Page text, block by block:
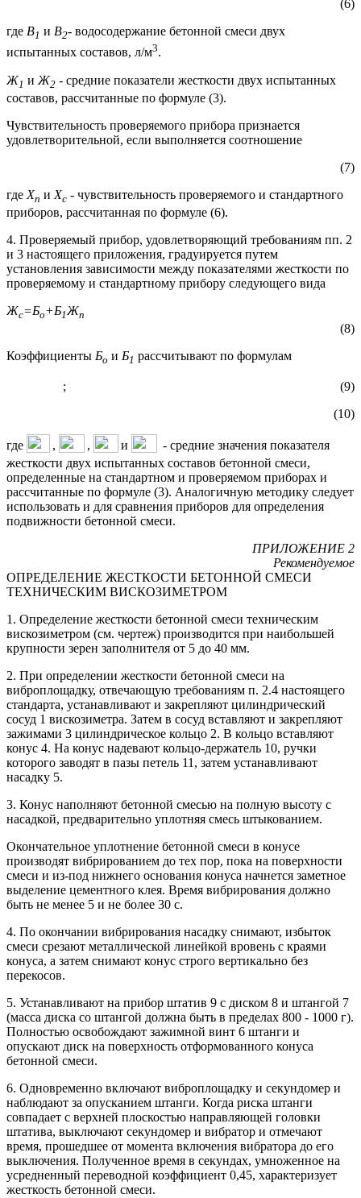
(6)
где В1 и В2- водосодержание бетонной смеси двух
испытанных составов, л/м3.
Ж1 и Ж2 - средние показатели жесткости двух испытанных
составов, рассчитанные по формуле (3).
Чувствительность проверяемого прибора признается
удовлетворительной, если выполняется соотношение
(7)
где Хп и Хс - чувствительность проверяемого и стандартного
приборов, рассчитанная по формуле (6).
4. Проверяемый прибор, удовлетворяющий требованиям пп. 2
и 3 настоящего приложения, градуируется путем
установления зависимости между показателями жесткости по
проверяемому и стандартному прибору следующего вида
Жс=Бо+Б1Жп
(8)
Коэффициенты Бо и Б1 рассчитывают по формулам
; (9)
(10)
где , , и
- средние значения показателя
жесткости двух испытанных составов бетонной смеси,
определенные на стандартном и проверяемом приборах и
рассчитанные по формуле (3). Аналогичную методику следует
использовать и для сравнения приборов для определения
подвижности бетонной смеси.
ПРИЛОЖЕНИЕ 2
Рекомендуемое
ОПРЕДЕЛЕНИЕ ЖЕСТКОСТИ БЕТОННОЙ СМЕСИ
ТЕХНИЧЕСКИМ ВИСКОЗИМЕТРОМ
1. Определение жесткости бетонной смеси техническим
вискозиметром (см. чертеж) производится при наибольшей
крупности зерен заполнителя от 5 до 40 мм.
2. При определении жесткости бетонной смеси на
виброплощадку, отвечающую требованиям п. 2.4 настоящего
стандарта, устанавливают и закрепляют цилиндрический
сосуд 1 вискозиметра. Затем в сосуд вставляют и закрепляют
зажимами 3 цилиндрическое кольцо 2. В кольцо вставляют
конус 4. На конус надевают кольцо-держатель 10, ручки
которого заводят в пазы петель 11, затем устанавливают
насадку 5.
3. Конус наполняют бетонной смесью на полную высоту с
насадкой, предварительно уплотняя смесь штыкованием.
Окончательное уплотнение бетонной смеси в конусе
производят вибрированием до тех пор, пока на поверхности
смеси и из-под нижнего основания конуса начнется заметное
выделение цементного клея. Время вибрирования должно
быть не менее 5 и не более 30 с.
4. По окончании вибрирования насадку снимают, избыток
смеси срезают металлической линейкой вровень с краями
конуса, а затем снимают конус строго вертикально без
перекосов.
5. Устанавливают на прибор штатив 9 с диском 8 и штангой 7
(масса диска со штангой должна быть в пределах 800 - 1000 г).
Полностью освобождают зажимной винт 6 штанги и
опускают диск на поверхность отформованного конуса
бетонной смеси.
6. Одновременно включают виброплощадку и секундомер и
наблюдают за опусканием штанги. Когда риска штанги
совпадает с верхней плоскостью направляющей головки
штатива, выключают секундомер и вибратор и отмечают
время, прошедшее от момента включения вибратора до его
выключения. Полученное время в секундах, умноженное на
усредненный переводной коэффициент 0,45, характеризует
жесткость бетонной смеси.